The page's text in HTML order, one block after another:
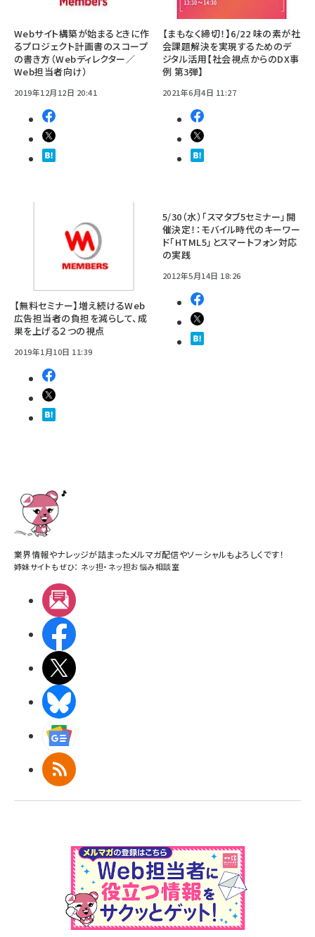
Webサイト構築が始まるときに作
るプロジェクト計画書のスコープ
の書き方（Webディレクター／
Web担当者向け）
2019年12月12日 20:41
【まもなく締切！】6/22 味の素が社
会課題解決を実現するためのデ
ジタル活用【社会視点からのDX事
例 第3弾】
2021年6月4日 11:27
【無料セミナー】増え続けるWeb
広告担当者の負担を減らして、成
果を上げる２つの視点
2019年1月10日 11:39
5/30（水）「スマタブ5セミナー」開
催決定！：モバイル時代のキーワー
ド「HTML5」とスマートフォン対応
の実践
2012年5月14日 18:26
業界情報やナレッジが詰まったメルマガ配信やソーシャルもよろしくです！
姉妹サイトもぜひ： ネッ担・ ネッ担お悩み相談室
RSS